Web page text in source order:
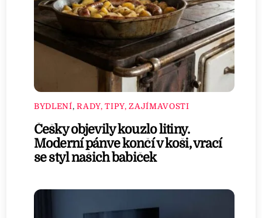
BYDLENÍ,RADY, TIPY, ZAJÍMAVOSTI
Češky objevily kouzlo litiny.
Moderní pánve končí v koši, vrací
se styl našich babiček